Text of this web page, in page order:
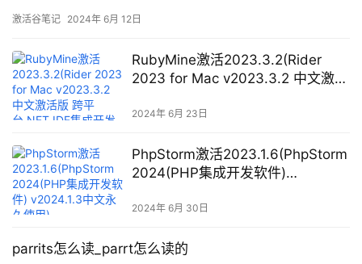
激活谷笔记 2024年 6月 12日
RubyMine激活2023.3.2(Rider
2023 for Mac v2023.3.2 中文激活
(intel／M1均可))
2024年 6月 23日
PhpStorm激活2023.1.6(PhpStorm
2024(PHP集成开发软件)
2024年 6月 30日
parrits怎么读_parrt怎么读的